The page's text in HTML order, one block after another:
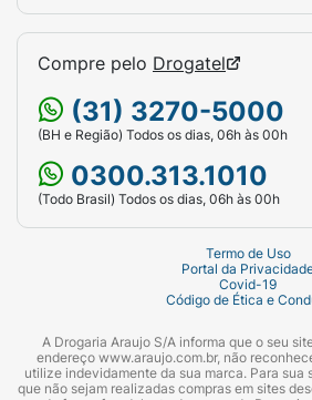
Compre pelo Drogatel
(31) 3270-5000
(BH e Região) Todos os dias, 06h às 00h
0300.313.1010
(Todo Brasil) Todos os dias, 06h às 00h
Termo de Uso
Portal da
Covid-19
Código de Ética e
A Drogaria Araujo S/A informa que o seu
endereço www.araujo.com.br, não
utilize indevidamente da sua marca. Para sua
que não sejam realizadas compras em sites